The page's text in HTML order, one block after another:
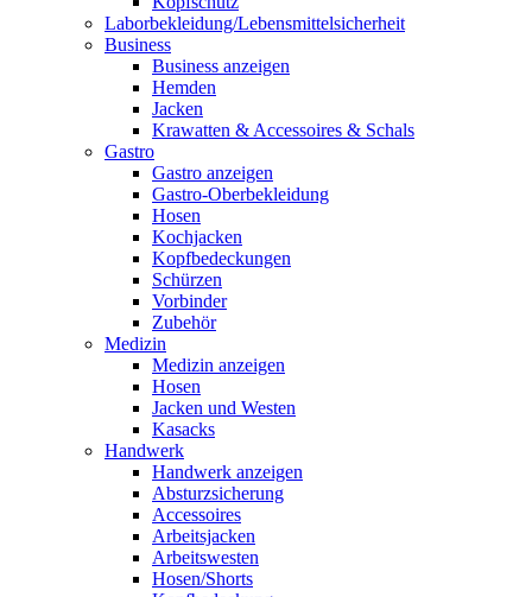
Laborbekleidung/Lebensmittelsicherheit
Business
Business anzeigen
Hemden
Jacken
Krawatten & Accessoires & Schals
Gastro
Gastro anzeigen
Gastro-Oberbekleidung
Hosen
Kochjacken
Kopfbedeckungen
Schürzen
Vorbinder
Zubehör
Medizin
Medizin anzeigen
Hosen
Jacken und Westen
Kasacks
Handwerk
Handwerk anzeigen
Absturzsicherung
Accessoires
Arbeitsjacken
Arbeitswesten
Hosen/Shorts